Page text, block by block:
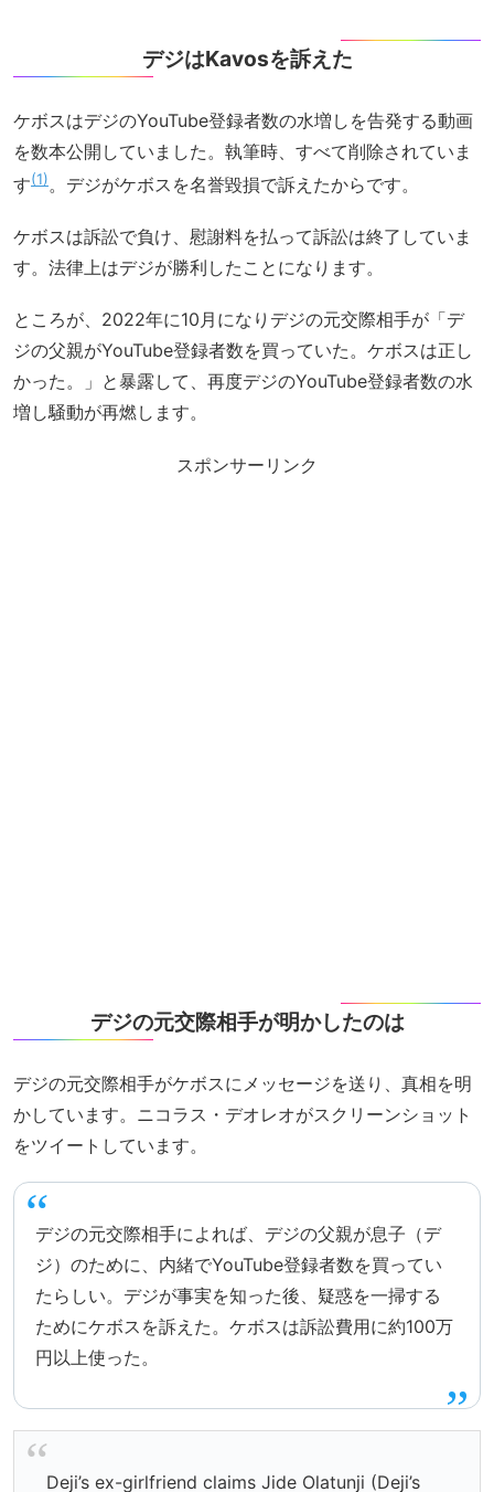
デジはKavosを訴えた
ケボスはデジのYouTube登録者数の水増しを告発する動画
を数本公開していました。執筆時、すべて削除されていま
す 1 。デジがケボスを名誉毀損で訴えたからです。
ケボスは訴訟で負け、慰謝料を払って訴訟は終了していま
す。法律上はデジが勝利したことになります。
ところが、2022年に10月になりデジの元交際相手が「デ
ジの父親がYouTube登録者数を買っていた。ケボスは正し
かった。」と暴露して、再度デジのYouTube登録者数の水
増し騒動が再燃します。
スポンサーリンク
デジの元交際相手が明かしたのは
デジの元交際相手がケボスにメッセージを送り、真相を明
かしています。ニコラス・デオレオがスクリーンショット
をツイートしています。
デジの元交際相手によれば、デジの父親が息子（デ
ジ）のために、内緒でYouTube登録者数を買ってい
たらしい。デジが事実を知った後、疑惑を一掃する
ためにケボスを訴えた。ケボスは訴訟費用に約100万
円以上使った。
Deji’s ex-girlfriend claims Jide Olatunji (Deji’s